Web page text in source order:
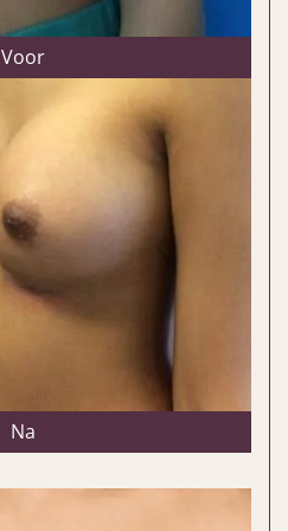
Voor
Na